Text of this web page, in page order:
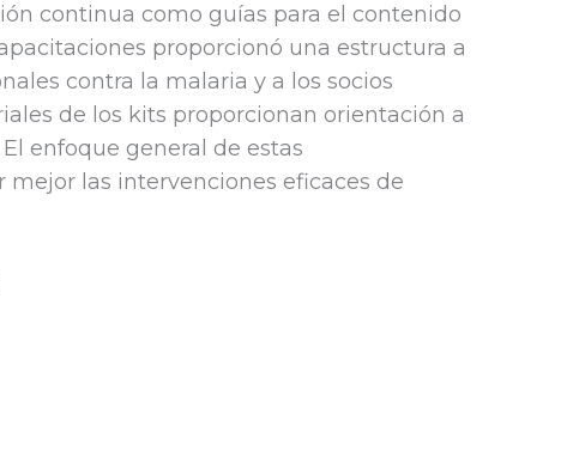
continua como guías para el contenido
proporcionó una estructura a
contra la malaria y a los socios
de los kits proporcionan orientación a
enfoque general de estas
las intervenciones eficaces de